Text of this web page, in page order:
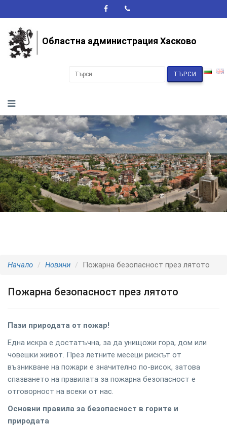
Областна администрация Хасково
ТЪРСИ
Начало Новини Пожарна безопасност през лятото
Пожарна безопасност през лятото
Пази природата от пожар!
Една искра е достатъчна, за да унищожи гора, дом или
човешки живот. През летните месеци рискът от
възникване на пожари е значително по-висок, затова
спазването на правилата за пожарна безопасност е
отговорност на всеки от нас.
Основни правила за безопасност в горите и
природата